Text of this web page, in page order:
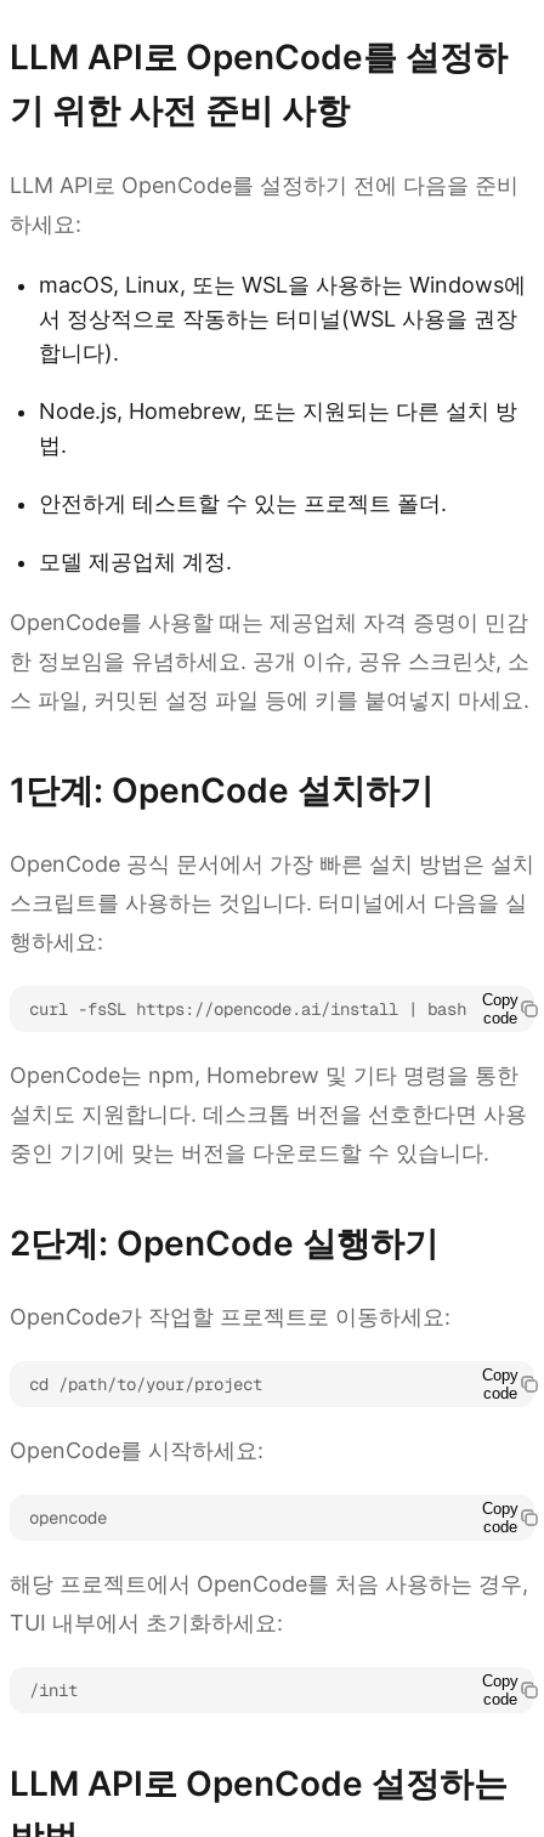
LLM API로 OpenCode를 설정하
기 위한 사전 준비 사항
LLM API로 OpenCode를 설정하기 전에 다음을 준비
하세요:
macOS, Linux, 또는 WSL을 사용하는 Windows에
서 정상적으로 작동하는 터미널(WSL 사용을 권장
합니다).
Node.js, Homebrew, 또는 지원되는 다른 설치 방
법.
안전하게 테스트할 수 있는 프로젝트 폴더.
모델 제공업체 계정.
OpenCode를 사용할 때는 제공업체 자격 증명이 민감
한 정보임을 유념하세요. 공개 이슈, 공유 스크린샷, 소
스 파일, 커밋된 설정 파일 등에 키를 붙여넣지 마세요.
1단계: OpenCode 설치하기
OpenCode 공식 문서에서 가장 빠른 설치 방법은 설치
스크립트를 사용하는 것입니다. 터미널에서 다음을 실
행하세요:
curl -fsSL https://opencode.ai/install | bash
Copy
code
OpenCode는 npm, Homebrew 및 기타 명령을 통한
설치도 지원합니다. 데스크톱 버전을 선호한다면 사용
중인 기기에 맞는 버전을 다운로드할 수 있습니다.
2단계: OpenCode 실행하기
OpenCode가 작업할 프로젝트로 이동하세요:
cd /path/to/your/project
Copy
code
OpenCode를 시작하세요:
opencode
Copy
code
해당 프로젝트에서 OpenCode를 처음 사용하는 경우,
TUI 내부에서 초기화하세요:
/init
Copy
code
LLM API로 OpenCode 설정하는